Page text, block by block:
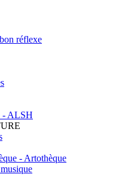
réflexe
- ALSH
- Artothèque